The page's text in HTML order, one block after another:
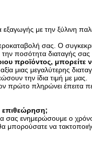
με την ξύλινη
σας. Ο
ποσότητα διαταγής σας
προϊόντος, μπορείτε
μιας μεγαλύτερης
την ίδια τιμή με μας.
πρώτο πληρώνει έπειτα
επιθεώρηση;
σας ενημερώσουμε ο
μπορούσατε να